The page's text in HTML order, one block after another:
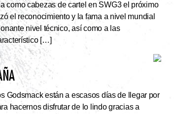
como cabezas de cartel en SWG3 el próximo
el reconocimiento y la fama a nivel mundial
nivel técnico, así como a las
[…]
Godsmack están a escasos días de llegar por
hacernos disfrutar de lo lindo gracias a